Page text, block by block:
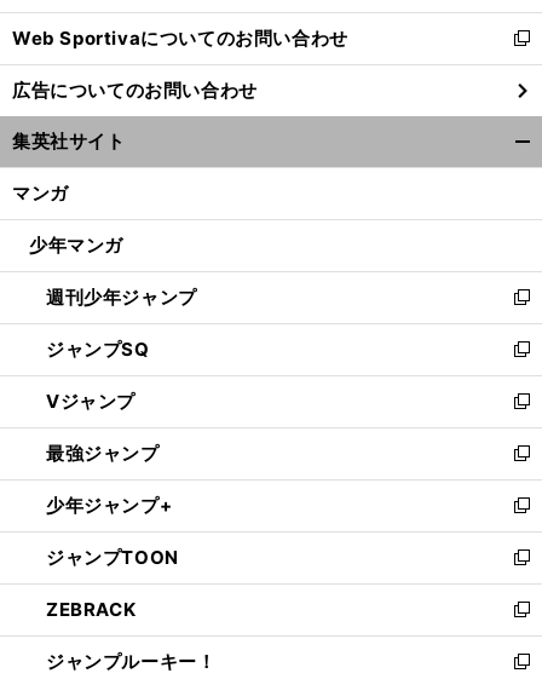
開
く
Web Sportivaについてのお問い合わせ
新
し
い
ウ
ィ
ン
ウ
開
く
広告についてのお問い合わせ
集英社サイト
マンガ
少年マンガ
週刊少年ジャンプ
新
し
い
ウ
ィ
ン
ド
ウ
で
開
く
ジャンプSQ
新
し
い
ウ
ィ
ン
ド
ウ
で
開
く
Vジャンプ
新
し
い
ウ
ィ
ン
ド
ウ
で
開
く
最強ジャンプ
新
し
い
ウ
ィ
ン
ド
ウ
で
少年ジャンプ+
新
し
い
ウ
ィ
ン
ド
ジャンプTOON
新
し
い
ウ
ィ
ZEBRACK
新
し
い
ジャンプルーキー！
新